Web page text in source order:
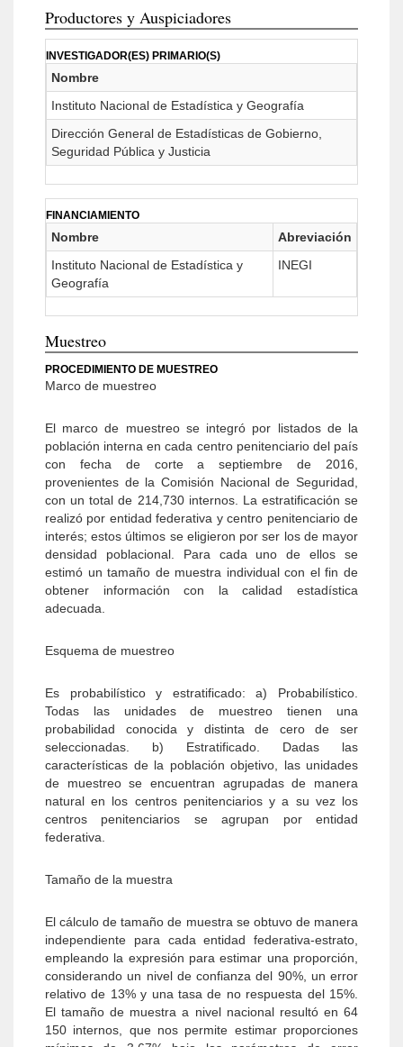
Productores y Auspiciadores
INVESTIGADOR(ES) PRIMARIO(S)
Nombre
Instituto Nacional de Estadística y Geografía
Dirección General de Estadísticas de Gobierno,
Seguridad Pública y Justicia
FINANCIAMIENTO
Nombre
Abreviación
Instituto Nacional de Estadística y
Geografía
INEGI
Muestreo
PROCEDIMIENTO DE MUESTREO
Marco de muestreo
El marco de muestreo se integró por listados de la
población interna en cada centro penitenciario del país
con fecha de corte a septiembre de 2016,
provenientes de la Comisión Nacional de Seguridad,
con un total de 214,730 internos. La estratificación se
realizó por entidad federativa y centro penitenciario de
interés; estos últimos se eligieron por ser los de mayor
densidad poblacional. Para cada uno de ellos se
estimó un tamaño de muestra individual con el fin de
obtener información con la calidad estadística
adecuada.
Esquema de muestreo
Es probabilístico y estratificado: a) Probabilístico.
Todas las unidades de muestreo tienen una
probabilidad conocida y distinta de cero de ser
seleccionadas. b) Estratificado. Dadas las
características de la población objetivo, las unidades
de muestreo se encuentran agrupadas de manera
natural en los centros penitenciarios y a su vez los
centros penitenciarios se agrupan por entidad
federativa.
Tamaño de la muestra
El cálculo de tamaño de muestra se obtuvo de manera
independiente para cada entidad federativa-estrato,
empleando la expresión para estimar una proporción,
considerando un nivel de confianza del 90%, un error
relativo de 13% y una tasa de no respuesta del 15%.
El tamaño de muestra a nivel nacional resultó en 64
150 internos, que nos permite estimar proporciones